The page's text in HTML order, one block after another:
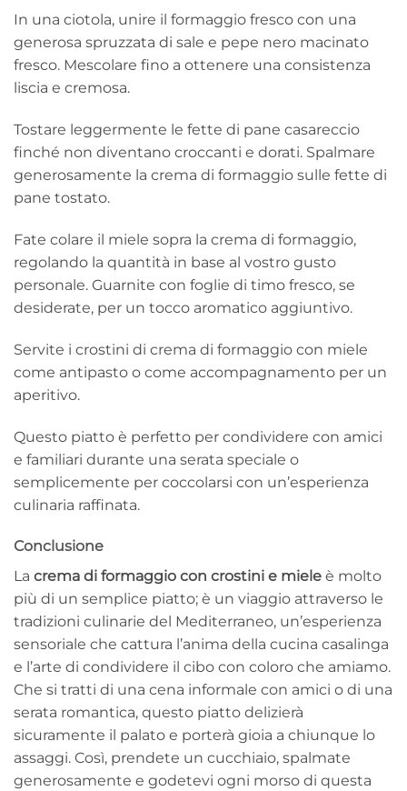
In una ciotola, unire il formaggio fresco con una
generosa spruzzata di sale e pepe nero macinato
fresco. Mescolare fino a ottenere una consistenza
liscia e cremosa.
Tostare leggermente le fette di pane casareccio
finché non diventano croccanti e dorati. Spalmare
generosamente la crema di formaggio sulle fette di
pane tostato.
Fate colare il miele sopra la crema di formaggio,
regolando la quantità in base al vostro gusto
personale. Guarnite con foglie di timo fresco, se
desiderate, per un tocco aromatico aggiuntivo.
Servite i crostini di crema di formaggio con miele
come antipasto o come accompagnamento per un
aperitivo.
Questo piatto è perfetto per condividere con amici
e familiari durante una serata speciale o
semplicemente per coccolarsi con un’esperienza
culinaria raffinata.
Conclusione
La crema di formaggio con crostini e miele è molto
più di un semplice piatto; è un viaggio attraverso le
tradizioni culinarie del Mediterraneo, un’esperienza
sensoriale che cattura l’anima della cucina casalinga
e l’arte di condividere il cibo con coloro che amiamo.
Che si tratti di una cena informale con amici o di una
serata romantica, questo piatto delizierà
sicuramente il palato e porterà gioia a chiunque lo
assaggi. Così, prendete un cucchiaio, spalmate
generosamente e godetevi ogni morso di questa